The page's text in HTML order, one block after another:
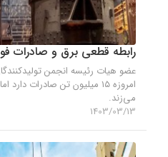
رابطه قطعی برق و صادرات
عضو هیات رئیسه انجمن
امروزه ۱۵ میلیون تن
می‌زند.
1403/03/13